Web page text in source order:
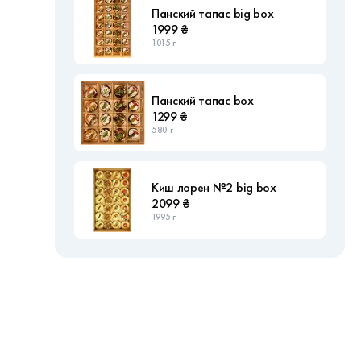
Панский тапас big box
1999 ₴
1015 г
Панский тапас box
1299 ₴
580 г
Киш лорен №2 big box
2099 ₴
1995 г